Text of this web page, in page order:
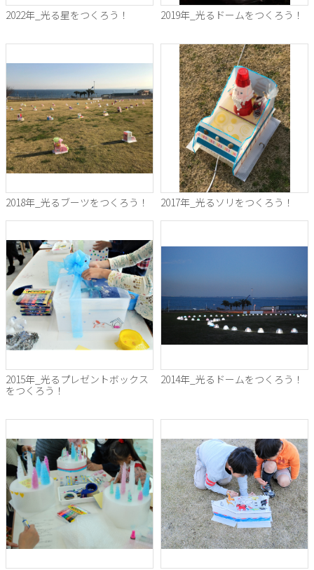
2022年_光る星をつくろう！ 2019年_光るドームをつくろう！
2018年_光るブーツをつくろう！ 2017年_光るソリをつくろう！
2015年_光るプレゼントボックス
をつくろう！
2014年_光るドームをつくろう！